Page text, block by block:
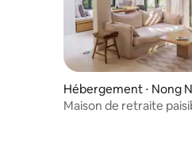
Hébergement ⋅ Nong
Maison de retraite